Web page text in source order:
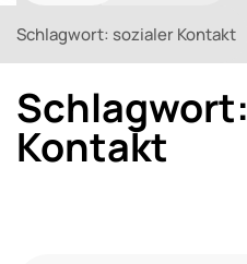
Schlagwort: sozialer Kontakt
Schlagwort:
Kontakt